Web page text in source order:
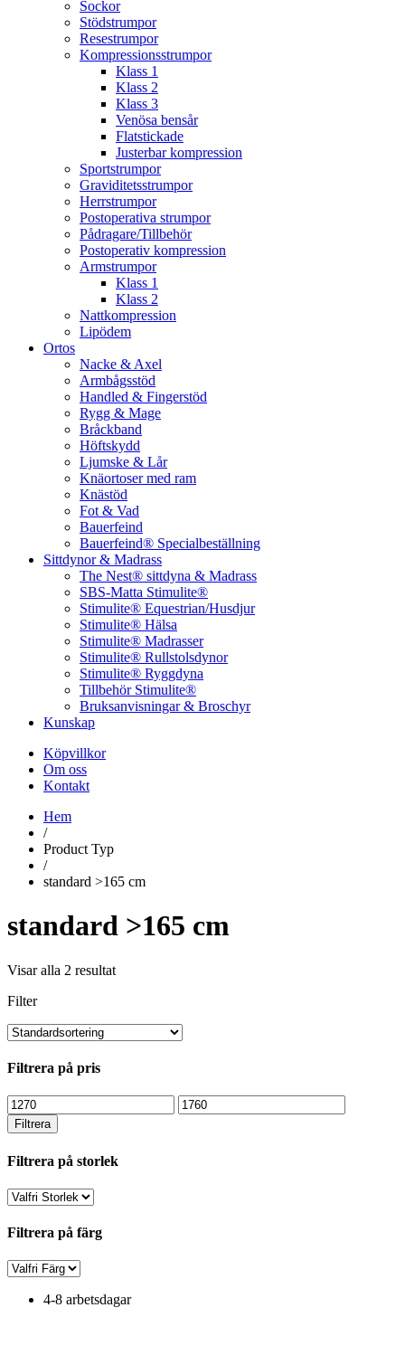
Sockor
Stödstrumpor
Resestrumpor
Kompressionsstrumpor
Klass 1
Klass 2
Klass 3
Venösa bensår
Flatstickade
Justerbar kompression
Sportstrumpor
Graviditetsstrumpor
Herrstrumpor
Postoperativa strumpor
Pådragare/Tillbehör
Postoperativ kompression
Armstrumpor
Klass 1
Klass 2
Nattkompression
Lipödem
Ortos
Nacke & Axel
Armbågsstöd
Handled & Fingerstöd
Rygg & Mage
Bråckband
Höftskydd
Ljumske & Lår
Knäortoser med ram
Knästöd
Fot & Vad
Bauerfeind
Bauerfeind® Specialbeställning
Sittdynor & Madrass
The Nest® sittdyna & Madrass
SBS-Matta Stimulite®
Stimulite® Equestrian/Husdjur
Stimulite® Hälsa
Stimulite® Madrasser
Stimulite® Rullstolsdynor
Stimulite® Ryggdyna
Tillbehör Stimulite®
Bruksanvisningar & Broschyr
Kunskap
Köpvillkor
Om oss
Kontakt
Hem
/
Product Typ
/
standard >165 cm
standard >165 cm
Visar alla 2 resultat
Filter
Filtrera på pris
Min
pris
Max
pris
Filtrera
Filtrera på storlek
Filtrera på färg
4-8 arbetsdagar